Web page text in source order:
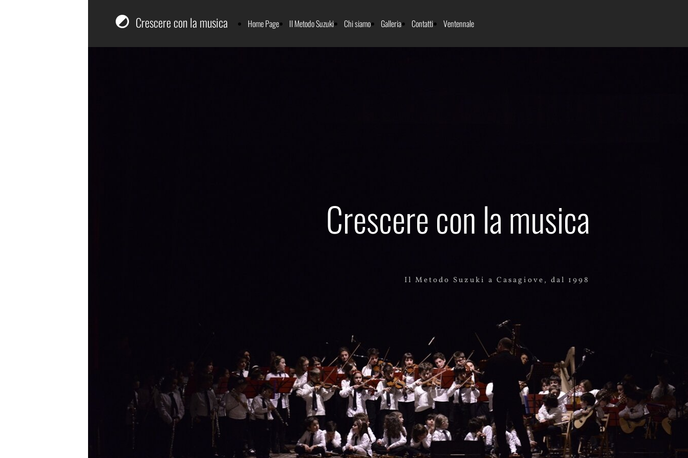
Home Page Il Metodo Suzuki Chi siamo Galleria Contatti Ventennale
Crescere con la musica
Crescere con la musica
Il Metodo Suzuki a Casagiove, dal 1998